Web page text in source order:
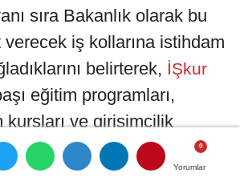
Yorumlar
Yorumlar
sıra Bakanlık olarak bu
iş kollarına istihdam
belirterek, İŞkur
eğitim programları,
kursları ve girişimcilik
aktif işgücü
de anlattı.